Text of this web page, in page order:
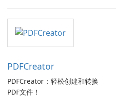
PDFCreator
PDFCreator：轻松创建和转换
PDF文件！